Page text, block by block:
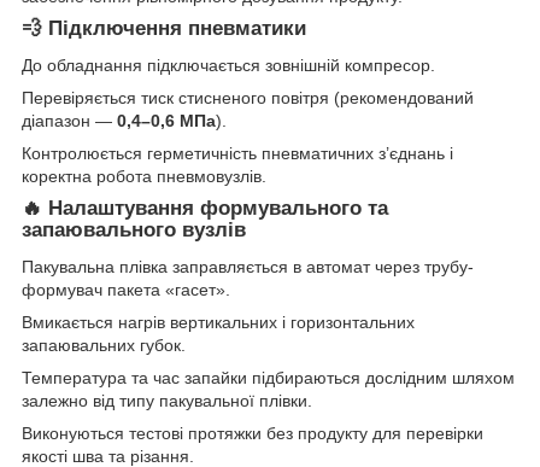
💨 Підключення пневматики
До обладнання підключається зовнішній компресор.
Перевіряється тиск стисненого повітря (рекомендований
діапазон — 0,4–0,6 МПа).
Контролюється герметичність пневматичних з’єднань і
коректна робота пневмовузлів.
🔥 Налаштування формувального та
запаювального вузлів
Пакувальна плівка заправляється в автомат через трубу-
формувач пакета «гасет».
Вмикається нагрів вертикальних і горизонтальних
запаювальних губок.
Температура та час запайки підбираються дослідним шляхом
залежно від типу пакувальної плівки.
Виконуються тестові протяжки без продукту для перевірки
якості шва та різання.